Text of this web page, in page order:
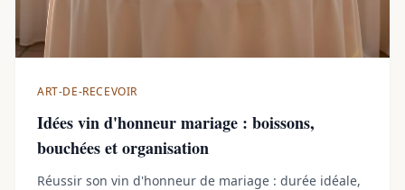
ART-DE-RECEVOIR
Idées vin d'honneur mariage : boissons,
bouchées et organisation
Réussir son vin d'honneur de mariage : durée idéale,